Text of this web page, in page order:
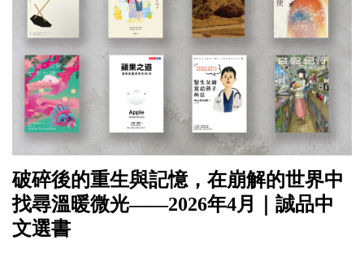
破碎後的重生與記憶，在崩解的世界中
找尋溫暖微光——2026年4月｜誠品中
文選書